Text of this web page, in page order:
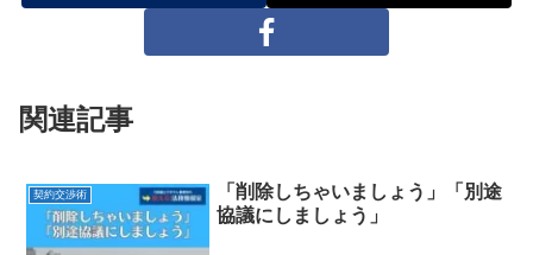
関連記事
契約交渉術
「削除しちゃいましょう」「別途
協議にしましょう」